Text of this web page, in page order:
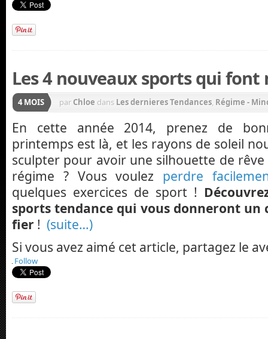
Les 4 nouveaux sports qui font
4 MOIS par Chloe dans Les dernieres Tendances, Régime -
En cette année 2014, prenez de
printemps est là, et les rayons de soleil
sculpter pour avoir une silhouette de
régime ? Vous voulez perdre
quelques exercices de sport !
sports tendance qui vous donneront un
fier ! (suite…)
Si vous avez aimé cet article, partagez le
Follow